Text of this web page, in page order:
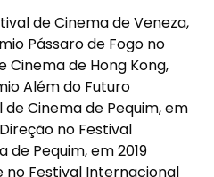
de Cinema de Veneza,
Pássaro de Fogo no
Cinema de Hong Kong,
Além do Futuro
Cinema de Pequim, em
no Festival
Pequim, em 2019
no Festival Internacional